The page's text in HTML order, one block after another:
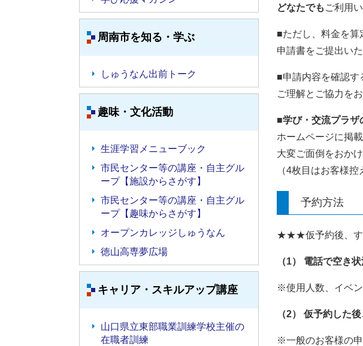
周南市を知る・学ぶ
しゅうなん出前トーク
趣味・文化活動
生涯学習メニューブック
市民センター等の講座・自主グル
ープ【施設からさがす】
市民センター等の講座・自主グル
ープ【趣味からさがす】
オープンカレッジしゅうなん
徳山高専夢広場
キャリア・スキルアップ講座
山口県立東部職業訓練学校主催の
在職者訓練
どなたでも ご利用
■ただし、料金を算
申請書をご提出い
■申請内容を確認す
ご理解とご協力を
■学び・交流プラザ
ホームページに掲
大変ご面倒をおか
（4枚目はお客様
予約方法
★★★仮予約後、す
（1） 電話で空き
※使用人数、イベン
（2） 仮予約した
※一般のお客様の申